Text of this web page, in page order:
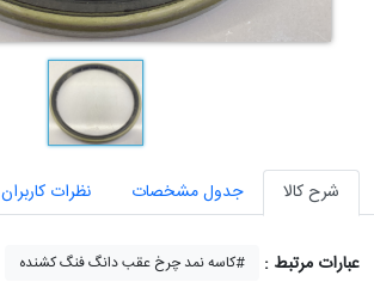
شرح کالا جدول مشخصات نظرات کاربران
عبارات مرتبط : کاسه نمد چرخ عقب دانگ فنگ کشنده#